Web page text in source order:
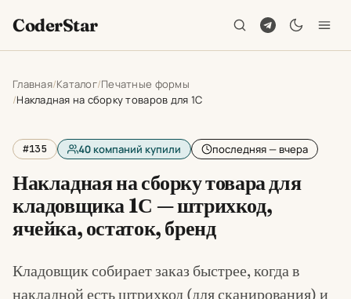
CoderStar
Главная Каталог Печатные формы
Накладная на сборку товаров для 1С
#135 40компаний купили последняя — вчера
Накладная на сборку товара для
кладовщика 1С — штрихкод,
ячейка, остаток, бренд
Кладовщик собирает заказ быстрее, когда в
накладной есть штрихкод (для сканирования) и